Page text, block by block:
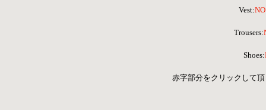
Vest:
Trousers:
Shoes:
赤字部分をクリックして